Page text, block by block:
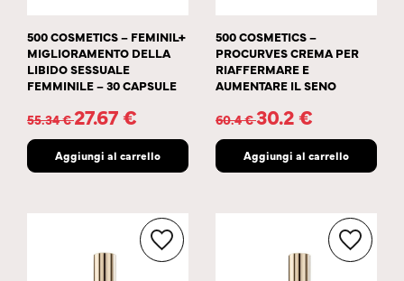
500 COSMETICS – FEMINIL+
MIGLIORAMENTO DELLA
LIBIDO SESSUALE
FEMMINILE – 30 CAPSULE
55.34€27.67€
Aggiungi al carrello
500 COSMETICS –
PROCURVES CREMA PER
RIAFFERMARE E
AUMENTARE IL SENO
60.4€30.2€
Aggiungi al carrello